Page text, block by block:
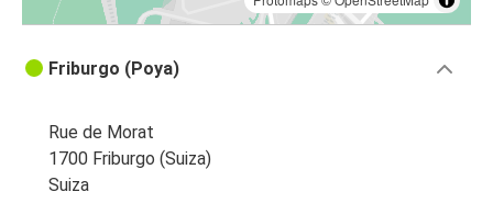
Friburgo (Poya)
Rue de Morat
1700 Friburgo (Suiza)
Suiza